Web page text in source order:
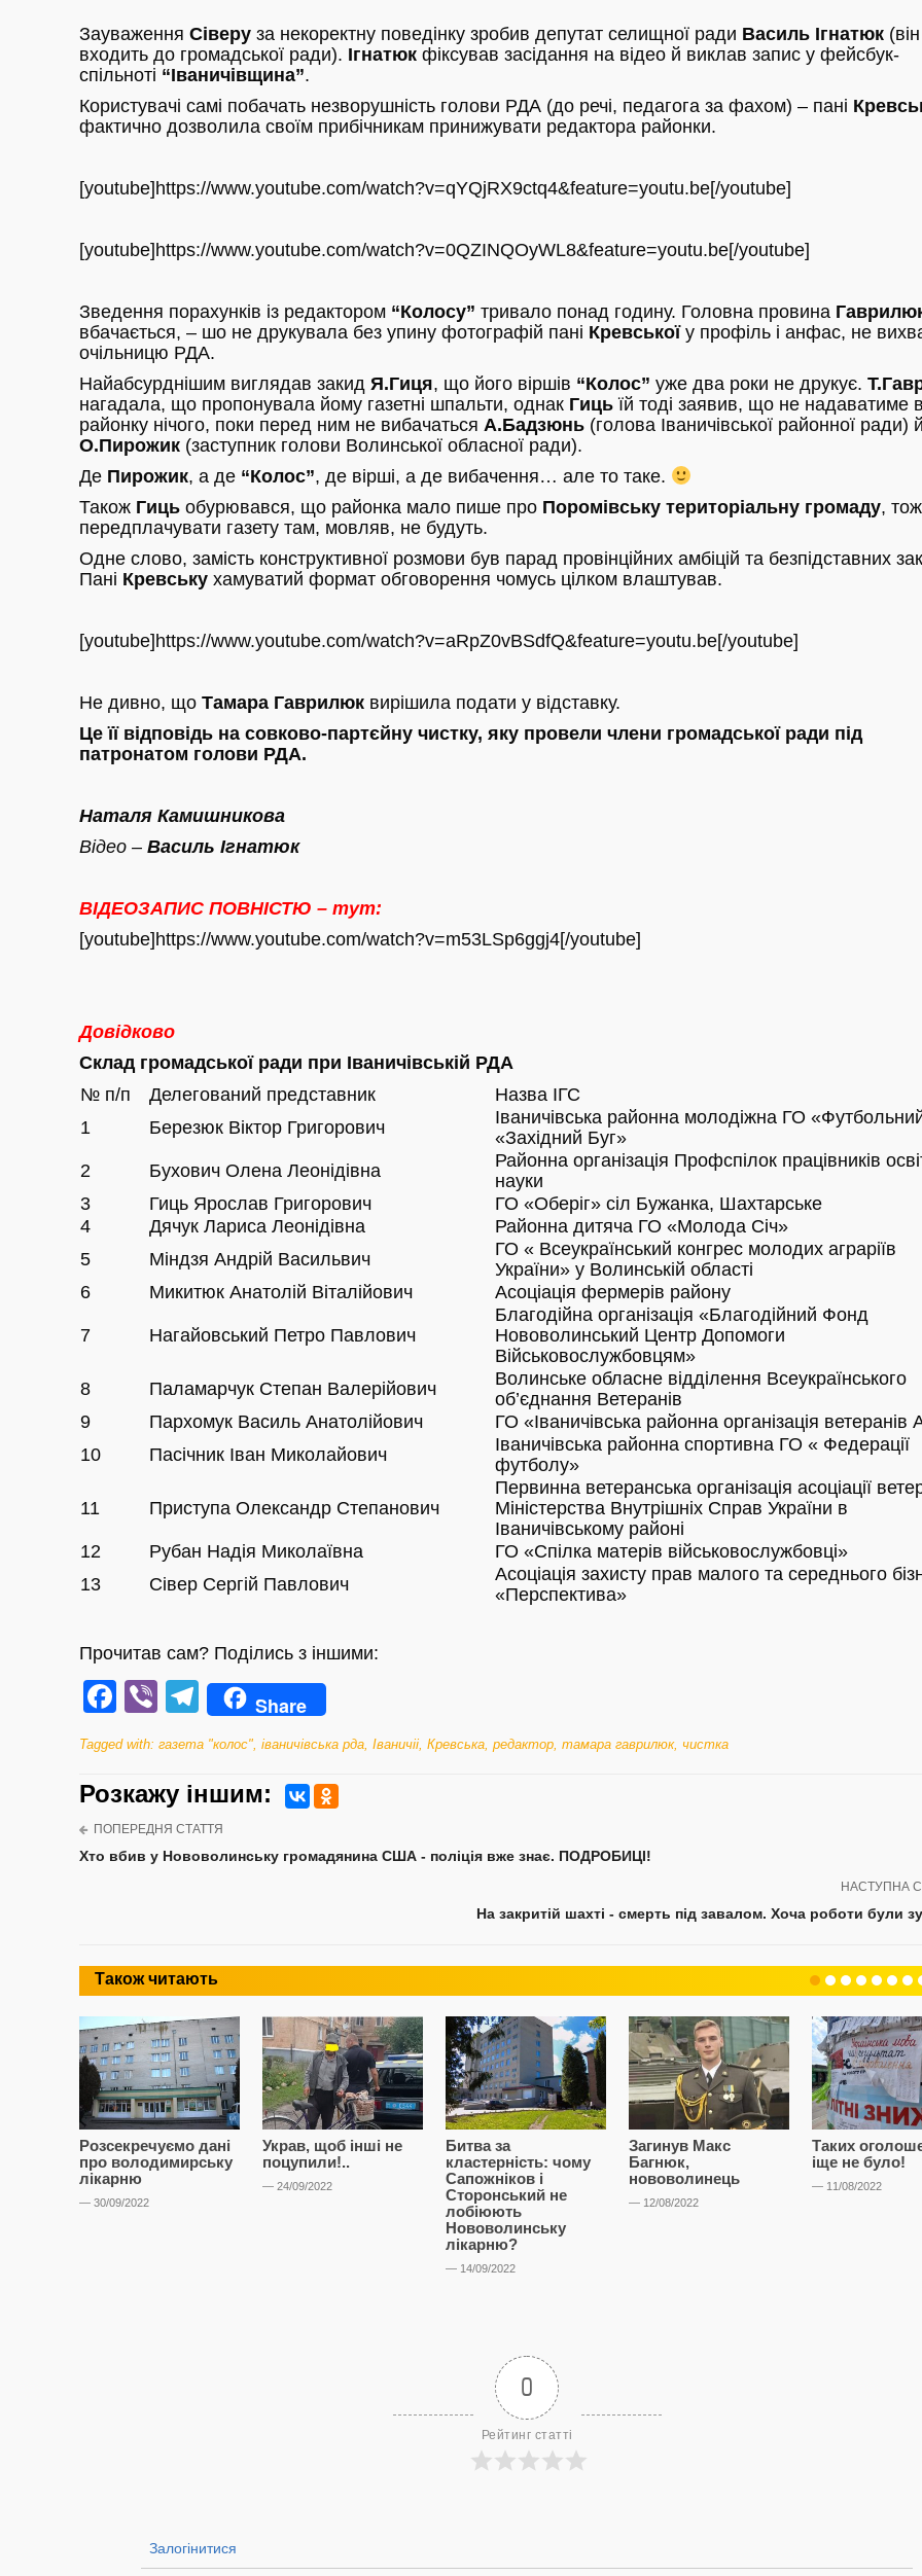
Зауваження Сіверу за некоректну поведінку зробив депутат селищної ради Василь Ігнатюк
входить до громадської ради). Ігнатюк фіксував засідання на відео й виклав запис у фейсбук-
спільноті “Іваничівщина”.
Користувачі самі побачать незворушність голови РДА (до речі, педагога за фахом) – пані
фактично дозволила своїм прибічникам принижувати редактора районки.
[youtube]https://www.youtube.com/watch?v=qYQjRX9ctq4&feature=youtu.be[/youtube]
[youtube]https://www.youtube.com/watch?v=0QZINQOyWL8&feature=youtu.be[/youtube]
Зведення порахунків із редактором “Колосу” тривало понад годину. Головна провина
вбачається, – шо не друкувала без упину фотографій пані Кревськоїу профіль і анфас, не
очільницю РДА.
Найабсурднішим виглядав закид Я.Гиця, що його віршів “Колос” уже два роки не друкує.
нагадала, що пропонувала йому газетні шпальти, однак Гиць їй тоді заявив, що не надаватиме в
районку нічого, поки перед ним не вибачаться А.Бадзюнь (голова Іваничівської районної ради) й
О.Пирожик (заступник голови Волинської обласної ради).
Де Пирожик, а де “Колос”, де вірші, а де вибачення… але то таке.
Також Гиць обурювався, що районка мало пише про Поромівську територіальну громаду, тож
передплачувати газету там, мовляв, не будуть.
Одне слово, замість конструктивної розмови був парад провінційних амбіцій та безпідставних
Пані Кревську хамуватий формат обговорення чомусь цілком влаштував.
[youtube]https://www.youtube.com/watch?v=aRpZ0vBSdfQ&feature=youtu.be[/youtube]
Не дивно, що Тамара Гаврилюк вирішила подати у відставку.
Це її відповідь на совково-партєйну чистку, яку провели члени громадської ради під
патронатом голови РДА.
Наталя Камишникова
Відео – Василь Ігнатюк
ВІДЕОЗАПИС ПОВНІСТЮ – тут:
[youtube]https://www.youtube.com/watch?v=m53LSp6ggj4[/youtube]
Довідково
Склад громадської ради при Іваничівській РДА
№ п/п
Делегований представник
Назва ІГС
1
Березюк Віктор Григорович
Іваничівська районна молодіжна ГО
«Західний Буг»
2
Бухович Олена Леонідівна
Районна організація Профспілок працівників
науки
3
Гиць Ярослав Григорович
ГО «Оберіг» сіл Бужанка, Шахтарське
4
Дячук Лариса Леонідівна
Районна дитяча ГО «Молода Січ»
5
Міндзя Андрій Васильвич
ГО « Всеукраїнський конгрес молодих аграріїв
України» у Волинській області
6
Микитюк Анатолій Віталійович Асоціація фермерів району
7 Нагайовський Петро Павлович
Благодійна організація «Благодійний Фонд
Нововолинський Центр Допомоги
Військовослужбовцям»
8
Паламарчук Степан Валерійович
Волинське обласне відділення Всеукраїнського
об’єднання Ветеранів
9
Пархомук Василь Анатолійович
ГО «Іваничівська районна організація ветеранів
10
Пасічник Іван Миколайович
Іваничівська районна спортивна ГО « Федерації
футболу»
11 Приступа Олександр Степанович
Первинна ветеранська організація асоціації
Міністерства Внутрішніх Справ України в
Іваничівському районі
12
Рубан Надія Миколаївна
ГО «Спілка матерів військовослужбовці»
13
Сівер Сергій Павлович
Асоціація захисту прав малого та середнього
«Перспектива»
Прочитав сам? Поділись з іншими:
Facebook
ViberTelegram
Share
Tagged with: газета "колос", іваничівська рда, Іваничіі, Кревська, редактор, тамара гаврилюк, чистка
Розкажу iншим:
ПОПЕРЕДНЯ СТАТТЯ
Хто вбив у Нововолинську громадянина США - поліція вже знає. ПОДРОБИЦІ!
НАСТУПНА
На закритій шахті - смерть під завалом. Хоча роботи були
Також читають
Розсекречуємо дані
про володимирську
лікарню
— 30/09/2022
Украв, щоб інші не
поцупили!..
— 24/09/2022
Битва за
кластерність: чому
Сапожніков і
Сторонський не
лобіюють
Нововолинську
лікарню?
— 14/09/2022
Загинув Макс
Багнюк,
нововолинець
— 12/08/2022
Таких
іще не було!
— 11/08/2022
0
Рейтинг статті
Залогінитися